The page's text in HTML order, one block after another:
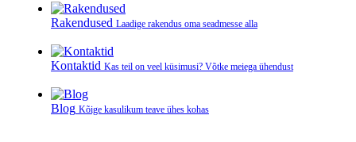
Rakendused Laadige rakendus oma seadmesse alla
Kontaktid Kas teil on veel küsimusi? Võtke meiega ühendust
Blog Kõige kasulikum teave ühes kohas